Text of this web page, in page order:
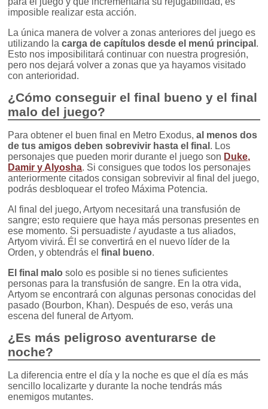
imposible realizar esta acción.
La única manera de volver a zonas anteriores del juego es
utilizando lacarga de capítulos desde el menú principal .
Esto nos imposibilitará continuar con nuestra progresión,
pero nos dejará volver a zonas que ya hayamos visitado
con anterioridad.
¿Cómo conseguir el final bueno y el final
malo del juego?
Para obtener el buen final en Metro Exodus,al menos dos
de tus amigos deben sobrevivir hasta el final . Los
personajes que pueden morir durante el juego son Duke,
Damir y Alyosha. Si consigues que todos los personajes
anteriormente citados consigan sobrevivir al final del juego,
podrás desbloquear el trofeo Máxima Potencia.
Al final del juego, Artyom necesitará una transfusión de
sangre; esto requiere que haya más personas presentes en
ese momento. Si persuadiste / ayudaste a tus aliados,
Artyom vivirá. Él se convertirá en el nuevo líder de la
Orden, y obtendrás elfinal bueno.
El final malo solo es posible si no tienes suficientes
personas para la transfusión de sangre. En la otra vida,
Artyom se encontrará con algunas personas conocidas del
pasado (Bourbon, Khan). Después de eso, verás una
escena del funeral de Artyom.
¿Es más peligroso aventurarse de
noche?
La diferencia entre el día y la noche es que el día es más
sencillo localizarte y durante la noche tendrás más
enemigos mutantes.